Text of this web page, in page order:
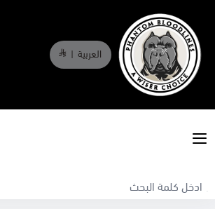
phantombloodlinesالعربية |